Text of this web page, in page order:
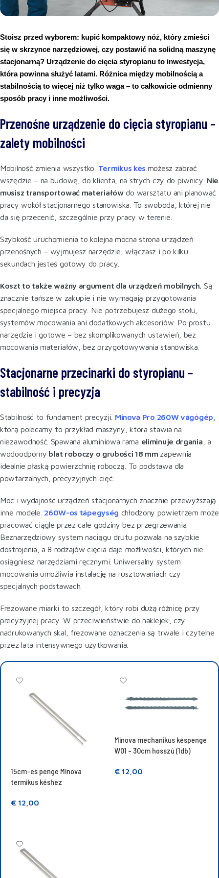
Stoisz przed wyborem: kupić kompaktowy nóż, który zmieści
się w skrzynce narzędziowej, czy postawić na solidną maszynę
stacjonarną? Urządzenie do cięcia styropianu to inwestycja,
która powinna służyć latami. Różnica między mobilnością a
stabilnością to więcej niż tylko waga – to całkowicie odmienny
sposób pracy i inne możliwości.
Przenośne urządzenie do cięcia styropianu –
zalety mobilności
Mobilność zmienia wszystko. Termikus kés możesz zabrać
wszędzie – na budowę, do klienta, na strych czy do piwnicy. Nie
musisz transportować materiałówdo warsztatu ani planować
pracy wokół stacjonarnego stanowiska. To swoboda, której nie
da się przecenić, szczególnie przy pracy w terenie.
Szybkość uruchomienia to kolejna mocna strona urządzeń
przenośnych – wyjmujesz narzędzie, włączasz i po kilku
sekundach jesteś gotowy do pracy.
Koszt to także ważny argument dla urządzeń mobilnych. Są
znacznie tańsze w zakupie i nie wymagają przygotowania
specjalnego miejsca pracy. Nie potrzebujesz dużego stołu,
systemów mocowania ani dodatkowych akcesoriów. Po prostu
narzędzie i gotowe – bez skomplikowanych ustawień, bez
mocowania materiałów, bez przygotowywania stanowiska.
Stacjonarne przecinarki do styropianu –
stabilność i precyzja
Stabilność to fundament precyzji. Minova Pro 260W vágógép
którą polecamy to przykład maszyny, która stawia na
niezawodność. Spawana aluminiowa rama eliminuje drgania , a
wodoodporny blat roboczy o grubości 18 mm zapewnia
idealnie płaską powierzchnię roboczą. To podstawa dla
powtarzalnych, precyzyjnych cięć.
Moc i wydajność urządzeń stacjonarnych znacznie przewyższają
inne modele. 260W-os tápegység chłodzony powietrzem może
pracować ciągle przez całe godziny bez przegrzewania.
Beznarzędziowy system naciągu drutu pozwala na szybkie
dostrojenia, a 8 rodzajów cięcia daje możliwości, których nie
osiągniesz narzędziami ręcznymi. Uniwersalny system
mocowania umożliwia instalację na rusztowaniach czy
specjalnych podstawach.
Frezowane miarki to szczegół, który robi dużą różnicę przy
precyzyjnej pracy. W przeciwieństwie do naklejek, czy
nadrukowanych skal, frezowane oznaczenia są trwałe i czytelne
przez lata intensywnego użytkowania.
15cm-es penge Minova
termikus késhez
€ 12,00
Minova mechanikus késpenge
W01 - 30cm hosszú (1db)
€ 12,00